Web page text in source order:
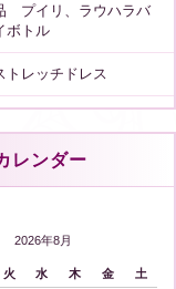
プイリ、ラウハラバ
ボトル
トレッチドレス
レンダー
2026年8月
火 水 木 金 土